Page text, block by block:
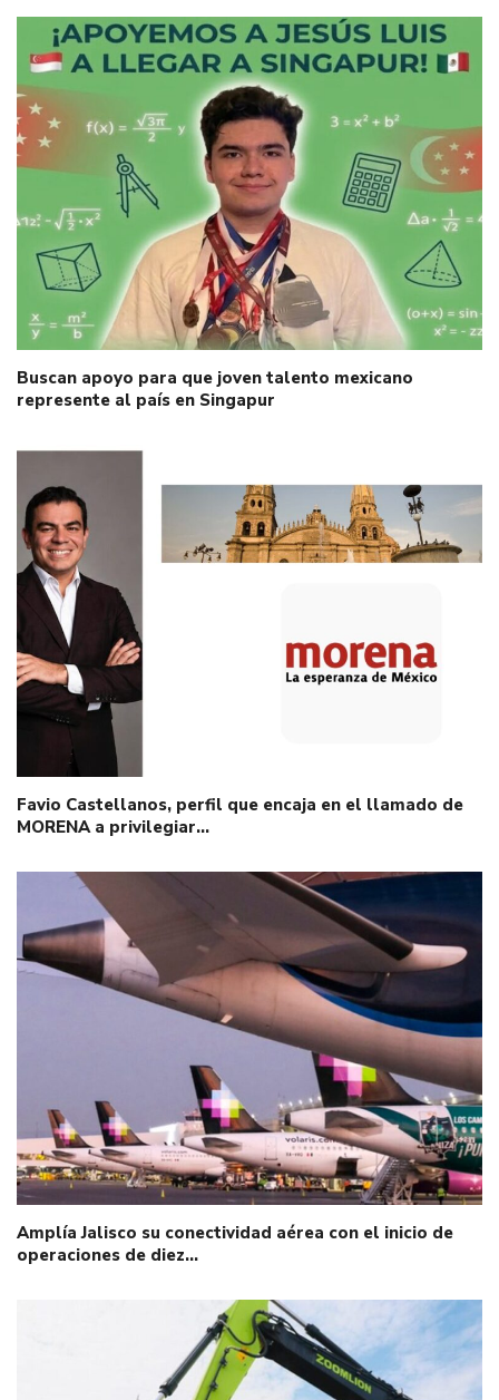
Buscan apoyo para que joven talento mexicano
represente al país en Singapur
Favio Castellanos, perfil que encaja en el llamado de
MORENA a privilegiar…
Amplía Jalisco su conectividad aérea con el inicio de
operaciones de diez…